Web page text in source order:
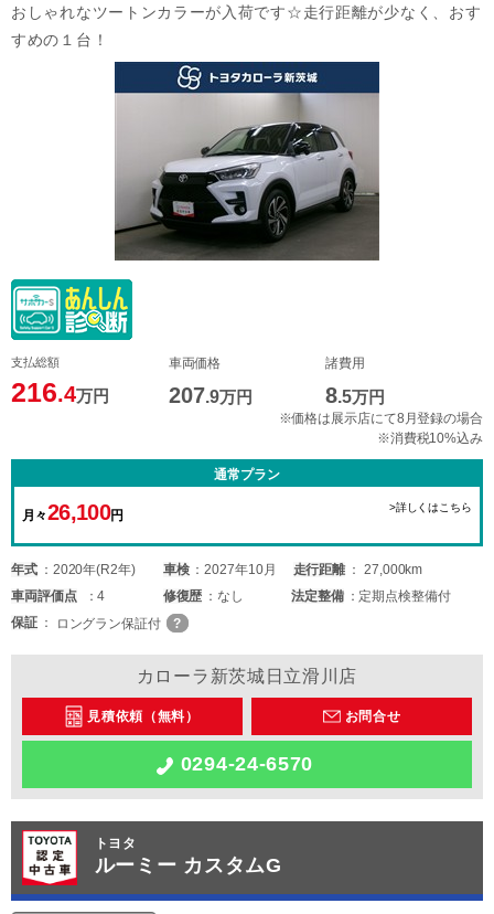
おしゃれなツートンカラーが入荷です☆走行距離が少なく、おす
すめの１台！
支払総額
216.4万円
車両価格
207.9万円
諸費用
8.5万円
※価格は展示店にて8月登録の場合
※消費税10%込み
通常プラン
月々26,100円
>詳しくはこちら
年式 2020年(R2年) 車検 2027年10月 走行距離
27,000km
車両評価点 4 修復歴 なし 法定整備
定期点検整備付
保証
ロングラン保証付
カローラ新茨城日立滑川店
見積依頼（無料） お問合せ
0294-24-6570
トヨタ
ルーミー カスタムG